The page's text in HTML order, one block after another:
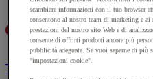
Confronta Compara
Torcia Flash 1000 R -
scambiare informazioni con il tuo browser
consentono al nostro team di marketing e
prestazioni del nostro sito Web e di
consente di offrirti prodotti ancora più
pubblicità adeguata. Se vuoi saperne di
"impostazioni cookie".